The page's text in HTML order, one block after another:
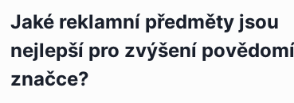
Jaké reklamní předměty jsou
nejlepší pro zvýšení
značce?